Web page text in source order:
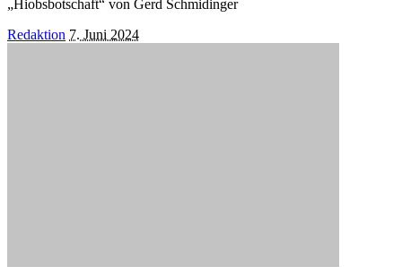
„Hiobsbotschaft“ von Gerd Schmidinger
Posted
Redaktion 7. Juni 2024